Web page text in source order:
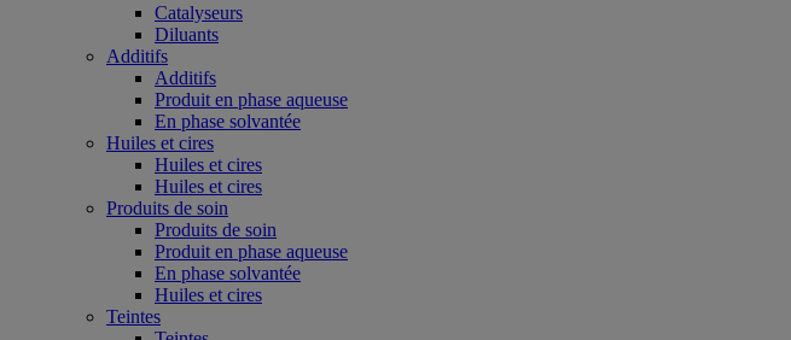
Catalyseurs
Diluants
Additifs
Additifs
Produit en phase aqueuse
En phase solvantée
Huiles et cires
Huiles et cires
Huiles et cires
Produits de soin
Produits de soin
Produit en phase aqueuse
En phase solvantée
Huiles et cires
Teintes